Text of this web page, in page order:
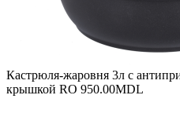
Кастрюля-жаровня 3л с
крышкой RO 950.00MDL